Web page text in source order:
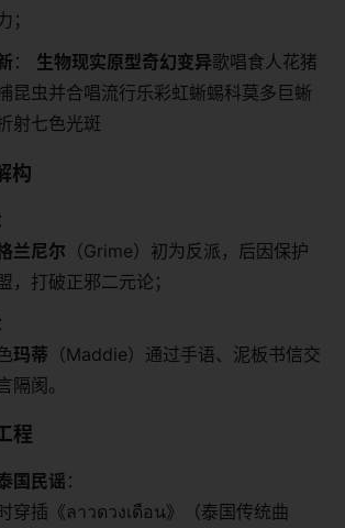
；
​： ​ ​生物​​现实原型​​奇幻变异​​歌唱食人花猪
昆虫并合唱流行乐彩虹蜥蜴科莫多巨蜥
射七色光斑
构​
​：
兰尼尔​ ​（Grime）初为反派，后因保护
，打破正邪二元论；
​：
​玛蒂​ ​（Maddie）通过手语、泥板书信交
隔阂。
程​
国民谣​ ​：
穿插《ลาวดวงเดือน》（泰国传统曲